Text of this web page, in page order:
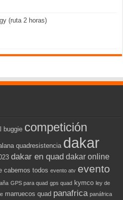
(ruta 2 horas)
buggie competición
quadresistencia dakar
dakar en quad dakar online
cabemos todos evento atv evento
GPS para quad gps quad kymco ley de
marruecos quad panafrica panáfrica